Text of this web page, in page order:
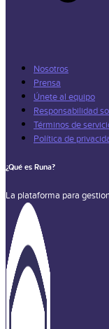
Nosotros
Prensa
Únete al equipo
Responsabilidad
Términos de
Política de
¿Qué es Runa?
La plataforma para